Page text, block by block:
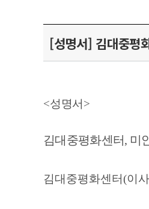
[성명서] 김대중평
<성명서 >
김대중평화센터, 미
김대중평화센터(이